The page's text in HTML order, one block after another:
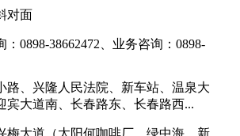
对面
38662472、业务咨询：0898-
、兴隆人民法院、新车站、温泉大
宾大道南、长春路东、长春路西...
大道（太阳何咖啡厂，绿中海，新